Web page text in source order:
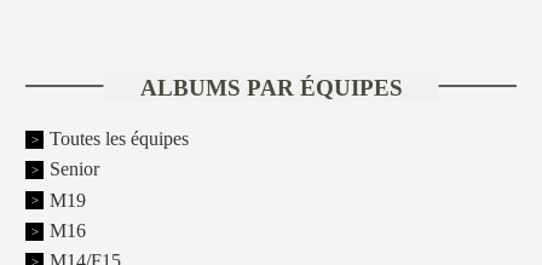
ALBUMS PAR ÉQUIPES
Toutes les équipes
Senior
M19
M16